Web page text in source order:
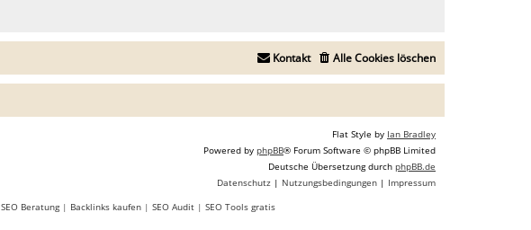
a
g
i
t
r
a
Alle Cookies löschen
Kontakt
Flat Style by Ian Bradley
Powered by phpBB® Forum Software © phpBB Limited
Deutsche Übersetzung durch phpBB.de
Datenschutz | Nutzungsbedingungen | Impressum
SEO Beratung| Backlinks kaufen| SEO Audit| SEO Tools gratis